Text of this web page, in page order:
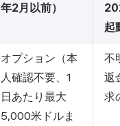
年2月以前）
起
オプション（本
人確認不要、1
日あたり最大
5,000米ドルま
不
返
求